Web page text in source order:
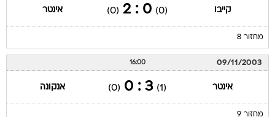
קייבו (0)
0 : 2
(0) אינטר
מחזור 8
09/11/2003
16:00
אינטר (1)
3 : 0
(0) אנקונה
מחזור 9